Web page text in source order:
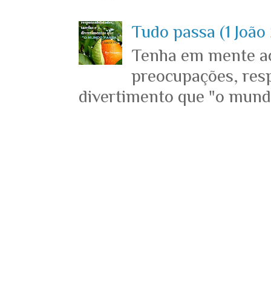
Tudo passa (1 João
Tenha em mente
preocupações,
divertimento que "o